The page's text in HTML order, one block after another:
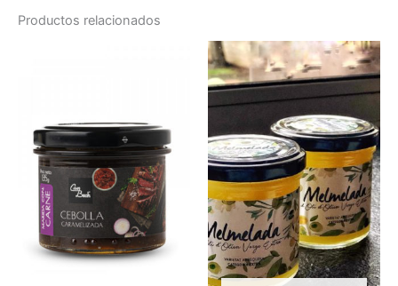
Productos relacionados